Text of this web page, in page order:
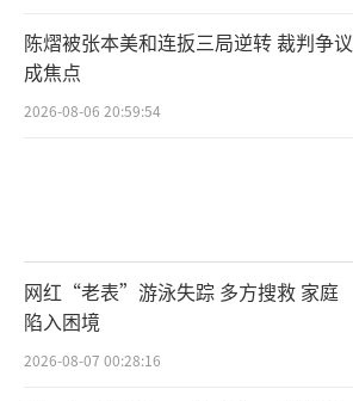
陈熠被张本美和连扳三局逆转 裁判争议
成焦点
2026-08-06 20:59:54
网红“老表”游泳失踪 多方搜救 家庭
陷入困境
2026-08-07 00:28:16